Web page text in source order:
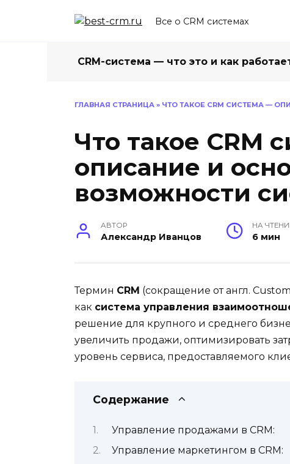
Все о CRM системах
CRM-система — что это и как
ГЛАВНАЯ СТРАНИЦА » ЧТО ТАКОЕ CRM СИСТЕМА —
Что такое CRM
описание и
возможности
АВТОР
Александр Иванцов
НА
6 мин
Термин CRM (сокращение от англ.
как система управления
решение для крупного и среднего
увеличить продажи, оптимизировать
уровень сервиса, предоставляемого
Содержание
Управление продажами в CRM:
Управление маркетингом в CRM: